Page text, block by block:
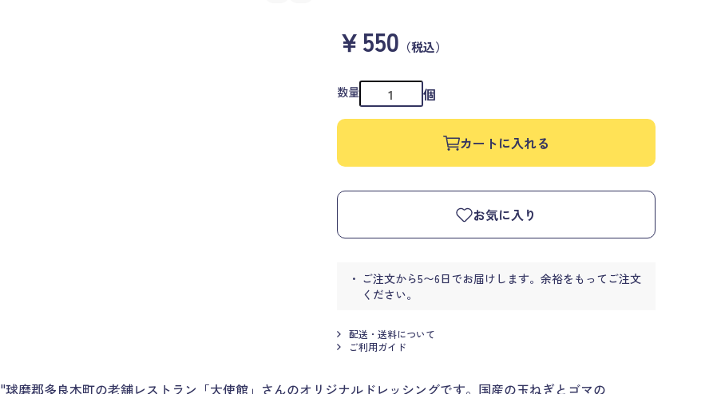
￥550 （税込）
数量 個
カートに入れる
お気に入り
ご注文から5〜6日でお届けします。余裕をもってご注文
ください。
配送・送料について
ご利用ガイド
"球磨郡多良木町の老舗レストラン「大使館」さんのオリジナルドレッシングです。国産の玉ねぎとゴマの